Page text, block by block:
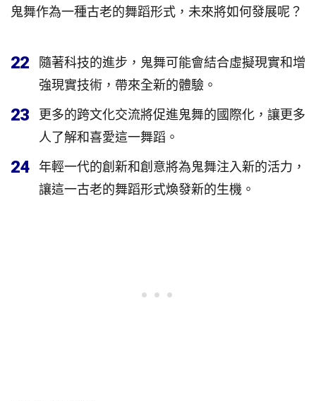
鬼舞作為一種古老的舞蹈形式，未來將如何發展呢？
22
隨著科技的進步，鬼舞可能會結合虛擬現實和增
強現實技術，帶來全新的體驗。
23
更多的跨文化交流將促進鬼舞的國際化，讓更多
人了解和喜愛這一舞蹈。
24
年輕一代的創新和創意將為鬼舞注入新的活力，
讓這一古老的舞蹈形式煥發新的生機。